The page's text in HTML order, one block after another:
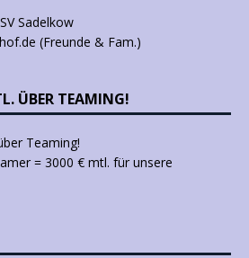
(Freunde & Fam.)
ÜBER TEAMING!
= 3000 € mtl. für unsere